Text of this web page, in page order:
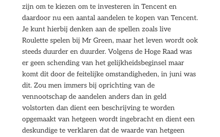
zijn om te kiezen om te investeren in Tencent en
daardoor nu een aantal aandelen te kopen van Tencent.
Je kunt hierbij denken aan de spellen zoals live
Roulette spelen bij Mr Green, maar het leven wordt ook
steeds duurder en duurder. Volgens de Hoge Raad was
er geen schending van het gelijkheidsbeginsel maar
komt dit door de feitelijke omstandigheden, in juni was
dit. Zou men immers bij oprichting van de
vennootschap de aandelen anders dan in geld
volstorten dan dient een beschrijving te worden
opgemaakt van hetgeen wordt ingebracht en dient een
deskundige te verklaren dat de waarde van hetgeen